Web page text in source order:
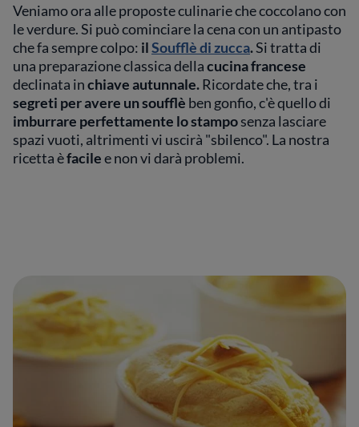
Veniamo ora alle proposte culinarie che coccolano con
le verdure. Si può cominciarela cena con un antipasto
che fa sempre colpo: ilSoufflè di zucca.Si tratta di
una preparazione classica dellacucina francese
declinata inchiave autunnale.Ricordate che, tra i
segreti per avere un soufflè ben gonfio, c'è quello di
imburrare perfettamente lo stamposenza lasciare
spazi vuoti, altrimenti vi uscirà "sbilenco". La nostra
ricetta èfacilee non vi darà problemi.